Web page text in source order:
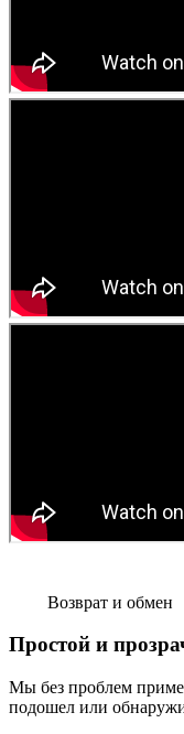
Возврат и обмен
Простой и
Мы без проблем
подошел или